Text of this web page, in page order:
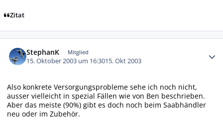
Zitat
StephanK Mitglied
15. Oktober 2003 um 16:3015. Okt 2003
Also konkrete Versorgungsprobleme sehe ich noch nicht,
ausser vielleicht in spezial Fällen wie von Ben beschrieben.
Aber das meiste (90%) gibt es doch noch beim Saabhändler
neu oder im Zubehör.